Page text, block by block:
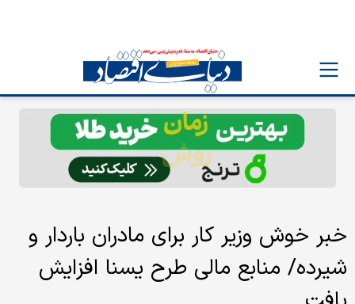
خبر خوش وزیر کار برای مادران باردار و
شیرده/ منابع مالی طرح یسنا افزایش